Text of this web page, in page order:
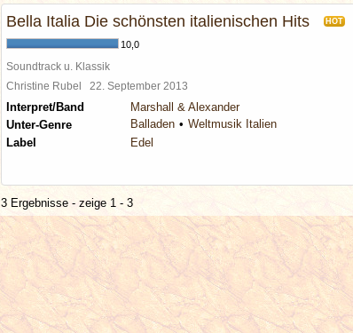
Bella Italia Die schönsten italienischen Hits HOT
10,0
Soundtrack u. Klassik
Christine Rubel 22. September 2013
Interpret/Band
Marshall & Alexander
Unter-Genre
Balladen
Weltmusik Italien
Label
Edel
3 Ergebnisse - zeige 1 - 3